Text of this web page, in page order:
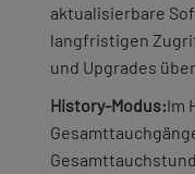
aktualisierbare
langfristigen
und Upgrades
History-Modus:Im